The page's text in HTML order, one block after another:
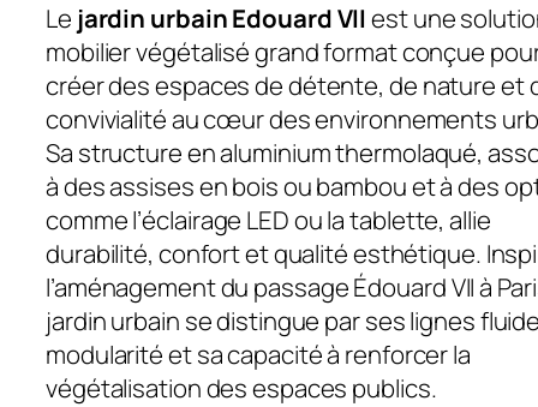
Le jardin urbain Edouard VIIest une
mobilier végétalisé grand format conçue
créer des espaces de détente, de nature et
convivialité au cœur des environnements
Sa structure en aluminium thermolaqué,
à des assises en bois ou bambou et à des
comme l’éclairage LED ou la tablette, allie
durabilité, confort et qualité esthétique.
l’aménagement du passage Édouard VII à
jardin urbain se distingue par ses lignes
modularité et sa capacité à renforcer la
végétalisation des espaces publics.